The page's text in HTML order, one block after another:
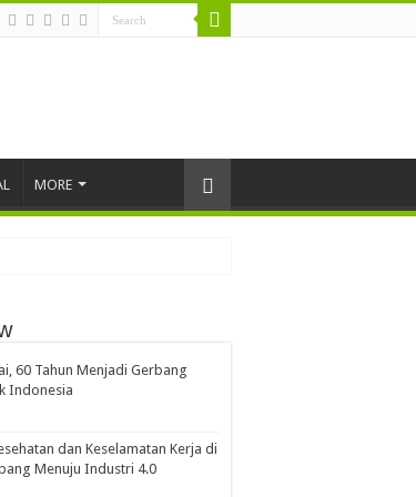
MORE
60 Tahun Menjadi Gerbang
Indonesia
dan Keselamatan Kerja di
Menuju Industri 4.0